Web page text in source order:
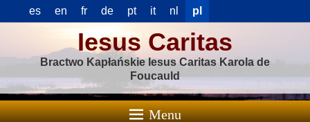
es en fr de pt it nl pl
Iesus Caritas
Bractwo Kapłańskie Iesus Caritas Karola de
Foucauld
Menu